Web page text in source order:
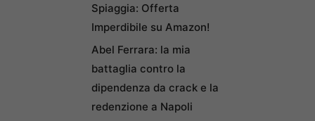
Spiaggia: Offerta
Imperdibile su Amazon!
Abel Ferrara: la mia
battaglia contro la
dipendenza da crack e la
redenzione a Napoli